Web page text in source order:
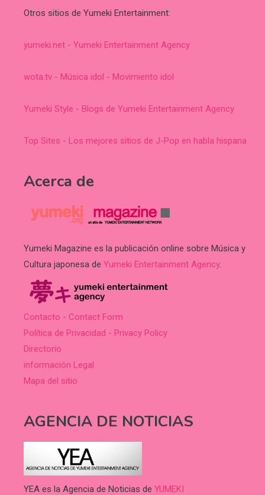
Otros sitios de Yumeki Entertainment:
yumeki.net - Yumeki Entertainment Agency
wota.tv - Música idol - Movimiento idol
Yumeki Style - Blogs de Yumeki Entertainment Agency
Top Sites - Los mejores sitios de J-Pop en habla hispana
Acerca de
Yumeki Magazine es la publicación online sobre Música y
Cultura japonesa de Yumeki Entertainment Agency.
Contacto - Contact Form
Política de Privacidad - Privacy Policy
Directorio
información Legal
Mapa del sitio
AGENCIA DE NOTICIAS
YEA es la Agencia de Noticias de YUMEKI